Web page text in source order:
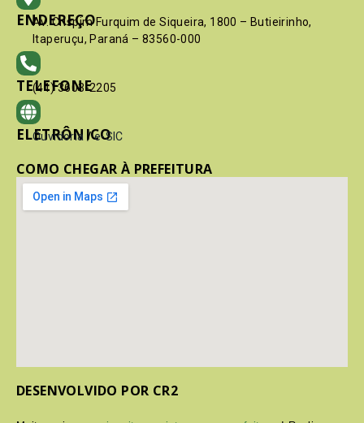
ENDEREÇO
Av. Crispim Furquim de Siqueira, 1800 – Butieirinho,
Itaperuçu, Paraná – 83560-000
TELEFONE
(41) 3603-2205
ELETRÔNICO
Ouvidoria / e-SIC
COMO CHEGAR À PREFEITURA
DESENVOLVIDO POR CR2